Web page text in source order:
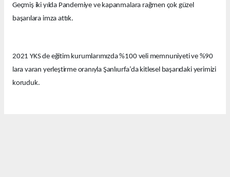
Geçmiş iki yılda Pandemiye ve kapanmalara rağmen çok güzel
başarılara imza attık.
2021 YKS de eğitim kurumlarımızda %100 veli memnuniyeti ve %90
lara varan yerleştirme oranıyla Şanlıurfa’da kitlesel başarıdaki yerimizi
koruduk.